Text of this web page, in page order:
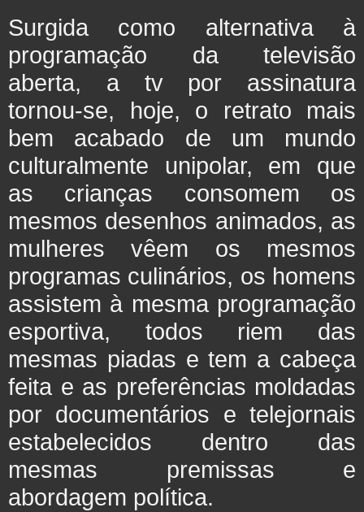
Surgida como alternativa à
programação da televisão
aberta, a tv por assinatura
tornou-se, hoje, o retrato mais
bem acabado de um mundo
culturalmente unipolar, em que
as crianças consomem os
mesmos desenhos animados, as
mulheres vêem os mesmos
programas culinários, os homens
assistem à mesma programação
esportiva, todos riem das
mesmas piadas e tem a cabeça
feita e as preferências moldadas
por documentários e telejornais
estabelecidos dentro das
mesmas premissas e
abordagem política.